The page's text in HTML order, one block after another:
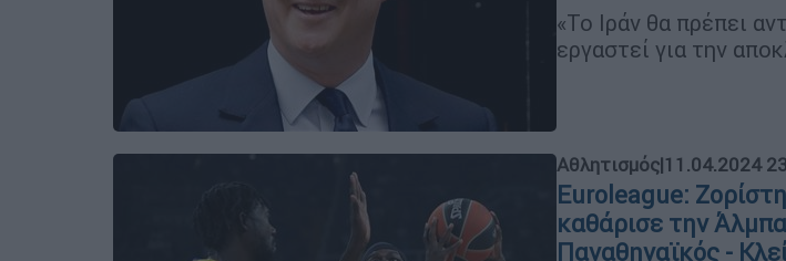
«Το Ιράν θα πρέπει
εργαστεί για την
Αθλητισμός|11.04.2024
Euroleague:
καθάρισε την
Παναθηναϊκός -